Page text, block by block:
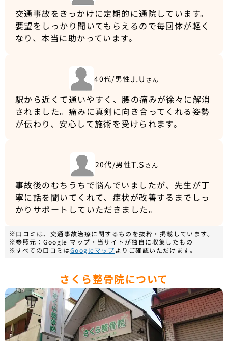
交通事故をきっかけに定期的に通院しています。
要望をしっかり聞いてもらえるので毎回体が軽く
なり、本当に助かっています。
40代/男性J.U さん
駅から近くて通いやすく、腰の痛みが徐々に解消
されました。痛みに真剣に向き合ってくれる姿勢
が伝わり、安心して施術を受けられます。
20代/男性T.S さん
事故後のむちうちで悩んでいましたが、先生が丁
寧に話を聞いてくれて、症状が改善するまでしっ
かりサポートしていただきました。
※口コミは、交通事故治療に関するものを抜粋・掲載しています。
※参照元：Google マップ・当サイトが独自に収集したもの
※すべての口コミはGoogleマップよりご確認いただけます。
さくら整骨院について